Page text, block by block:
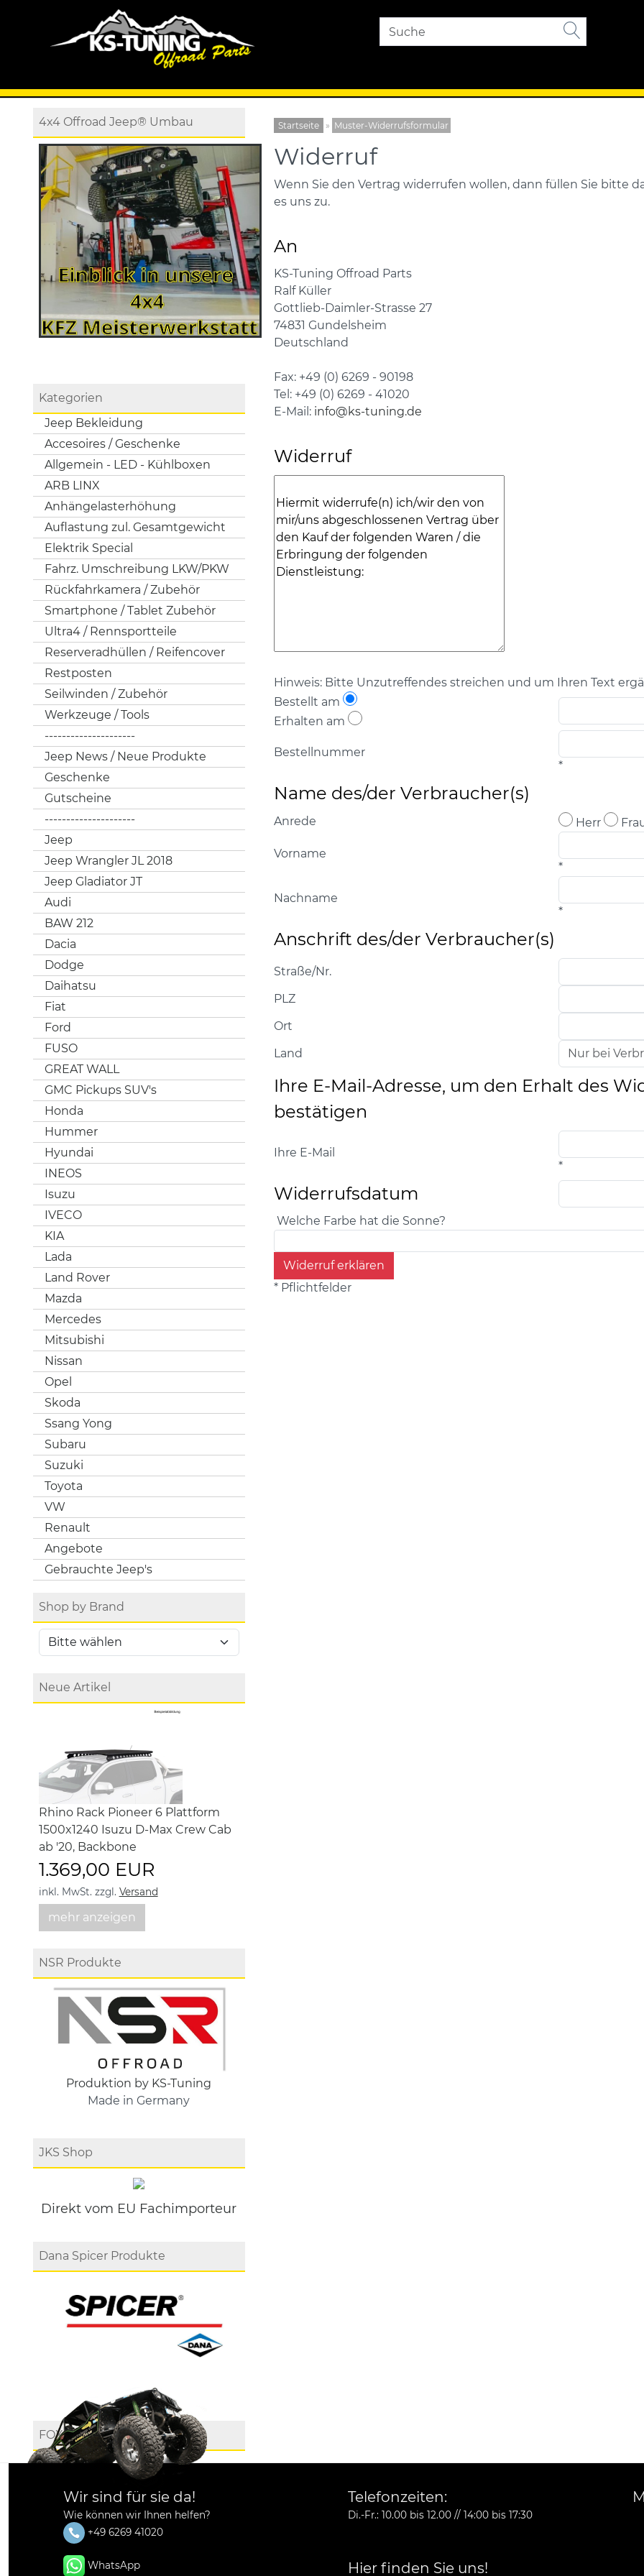
4x4 Offroad Jeep® Umbau
Kategorien
Jeep Bekleidung
Accesoires / Geschenke
Allgemein - LED - Kühlboxen
ARB LINX
Anhängelasterhöhung
Auflastung zul. Gesamtgewicht
Elektrik Special
Fahrz. Umschreibung LKW/PKW
Rückfahrkamera / Zubehör
Smartphone / Tablet Zubehör
Ultra4 / Rennsportteile
Reserveradhüllen / Reifencover
Restposten
Seilwinden / Zubehör
Werkzeuge / Tools
---------------------
Jeep News / Neue Produkte
Geschenke
Gutscheine
---------------------
Jeep
Jeep Wrangler JL 2018
Jeep Gladiator JT
Audi
BAW 212
Dacia
Dodge
Daihatsu
Fiat
Ford
FUSO
GREAT WALL
GMC Pickups SUV's
Honda
Hummer
Hyundai
INEOS
Isuzu
IVECO
KIA
Lada
Land Rover
Mazda
Mercedes
Mitsubishi
Nissan
Opel
Skoda
Ssang Yong
Subaru
Suzuki
Toyota
VW
Renault
Angebote
Gebrauchte Jeep's
Shop by Brand
Neue Artikel
Rhino Rack Pioneer 6 Plattform
1500x1240 Isuzu D-Max Crew Cab
ab '20, Backbone
1.369,00 EUR
inkl. MwSt. zzgl. Versand
mehr anzeigen
NSR Produkte
Produktion by KS-Tuning
Made in Germany
JKS Shop
Direkt vom EU Fachimporteur
Dana Spicer Produkte
FOX
Startseite » Muster-Widerrufsformular
Widerruf
Wenn Sie den Vertrag widerrufen wollen, dann füllen Sie bitte
es uns zu.
An
KS-Tuning Offroad Parts
Ralf Küller
Gottlieb-Daimler-Strasse 27
74831 Gundelsheim
Deutschland
Fax: +49 (0) 6269 - 90198
Tel: +49 (0) 6269 - 41020
E-Mail: info@ks-tuning.de
Widerruf
Hinweis: Bitte Unzutreffendes streichen und um Ihren Text
Bestellt am
Erhalten am
Bestellnummer
*
Name des/der Verbraucher(s)
Anrede Herr
Vorname
*
Nachname
*
Anschrift des/der Verbraucher(s)
Straße/Nr.
PLZ
Ort
Land
Ihre E-Mail-Adresse, um den Erhalt des
bestätigen
Ihre E-Mail
*
Widerrufsdatum
Welche Farbe hat die Sonne?
Widerruf erklären
* Pflichtfelder
Wir sind für sie da!
Wie können wir Ihnen helfen?
+49 6269 41020
WhatsApp
Telefonzeiten:
Di.-Fr.: 10.00 bis 12.00 // 14:00 bis 17:30
Hier finden Sie uns!